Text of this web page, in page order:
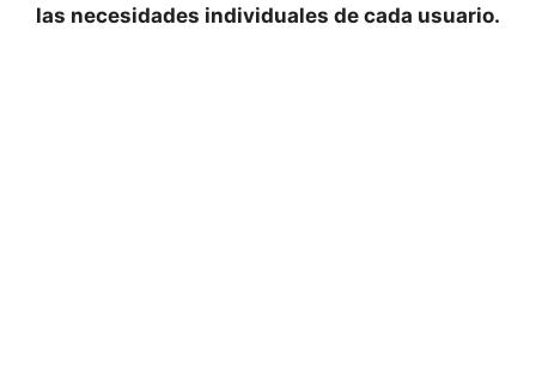
las necesidades individuales de cada usuario.